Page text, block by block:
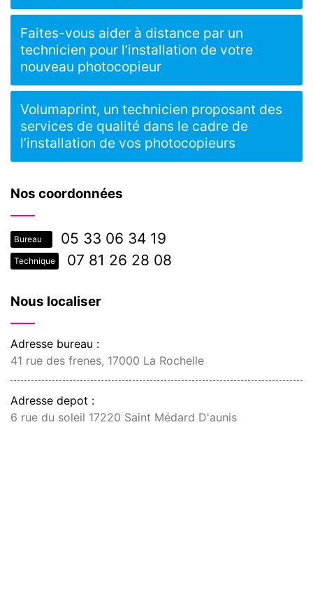
Nos coordonnées
Bureau 05 33 06 34 19
Technique 07 81 26 28 08
Nous localiser
Adresse bureau :
41 rue des frenes, 17000 La Rochelle
Adresse depot :
6 rue du soleil 17220 Saint Médard D'aunis
Faites-vous aider à distance par un
technicien pour l’installation de votre
nouveau photocopieur
Volumaprint, un technicien proposant des
services de qualité dans le cadre de
l’installation de vos photocopieurs